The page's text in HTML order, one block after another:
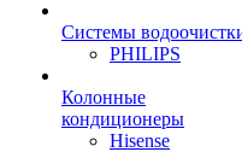
Системы
PHILIPS
Колонные
кондиционеры
Hisense